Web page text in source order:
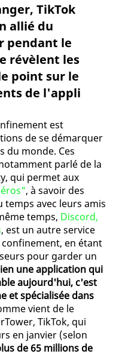
TikTok
allié du
pendant le
révèlent les
point sur le
de l'appli
est
de se démarquer
du monde. Ces
parlé de la
qui permet aux
, à savoir des
avec leurs amis
temps, Discord,
, est un autre service
en étant
pour garder un
une application qui
aujourd'hui, c'est
et spécialisée dans
vient de le
TikTok, qui
en janvier (selon
de 65 millions de